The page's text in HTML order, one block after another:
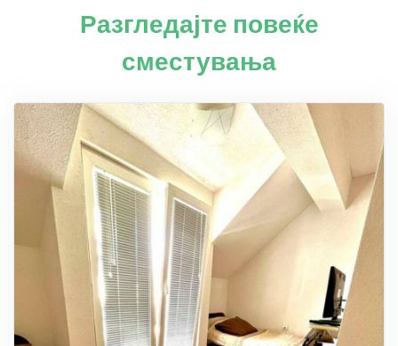
Разгледајте повеќе
сместувања